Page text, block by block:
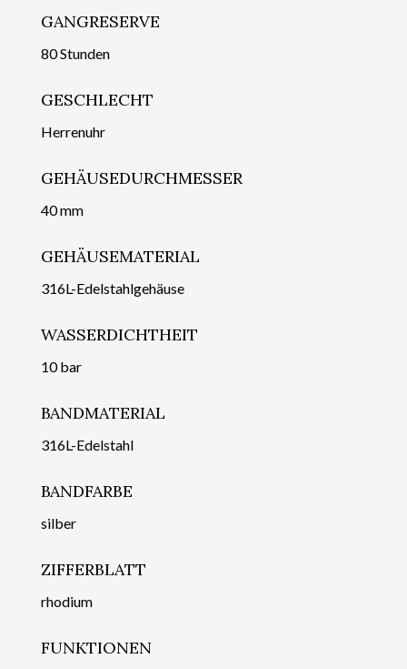
GANGRESERVE
80 Stunden
GESCHLECHT
Herrenuhr
GEHÄUSEDURCHMESSER
40 mm
GEHÄUSEMATERIAL
316L-Edelstahlgehäuse
WASSERDICHTHEIT
10 bar
BANDMATERIAL
316L-Edelstahl
BANDFARBE
silber
ZIFFERBLATT
rhodium
FUNKTIONEN